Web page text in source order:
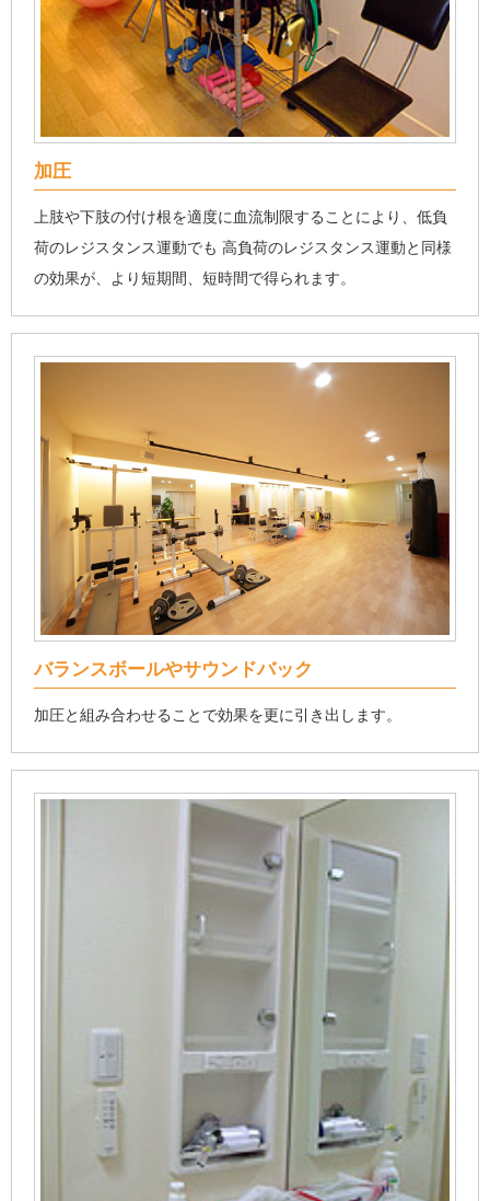
加圧
上肢や下肢の付け根を適度に血流制限することにより、低負
荷のレジスタンス運動でも 高負荷のレジスタンス運動と同様
の効果が、より短期間、短時間で得られます。
バランスボールやサウンドバック
加圧と組み合わせることで効果を更に引き出します。